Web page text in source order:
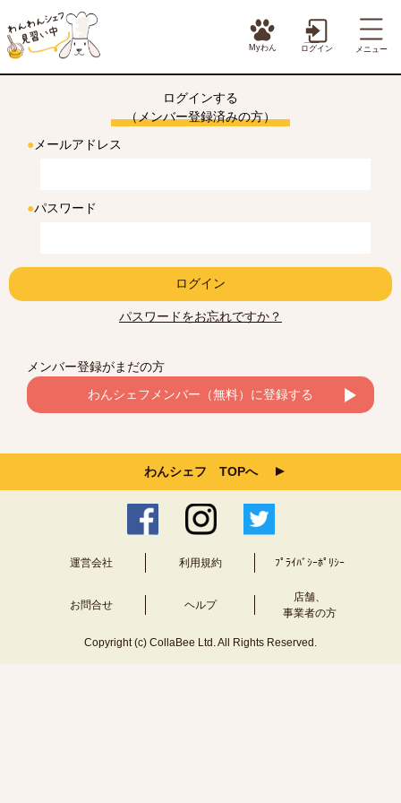
Myわん ログイン メニュー
ログインする
（メンバー登録済みの方）
● メールアドレス
●パスワード
ログイン
パスワードをお忘れですか？
メンバー登録がまだの方
わんシェフメンバー（無料）に登録する
わんシェフ TOPへ
運営会社 利用規約 ﾌﾟﾗｲﾊﾞｼｰﾎﾟﾘｼｰ
お問合せ ヘルプ
店舗、
事業者の方
Copyright (c) CollaBee Ltd. All Rights Reserved.